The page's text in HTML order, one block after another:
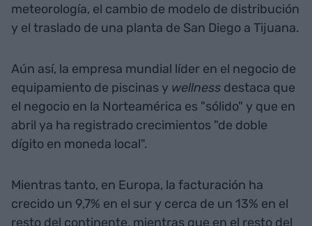
meteorología, el cambio de modelo de distribución
y el traslado de una planta de San Diego a Tijuana.
Aún así, la empresa mundial líder en el negocio de
equipamiento de piscinas y wellness destaca que
el negocio en la Norteamérica es "sólido" y que en
abril ya ha registrado crecimientos "de doble
dígito en moneda local".
Mientras tanto, en Europa, la facturación ha
crecido un 9,7% en el sur y cerca de un 13% en el
resto del continente, mientras que en el resto del